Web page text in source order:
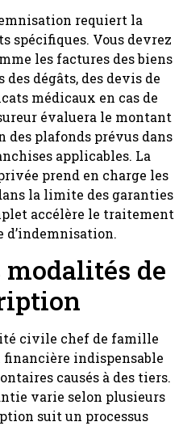
requiert la
spécifiques. Vous devrez
les factures des biens
des dégâts, des devis de
médicaux en cas de
évaluera le montant
des plafonds prévus dans
applicables. La
prend en charge les
la limite des garanties
accélère le traitement
d’indemnisation.
modalités de
civile chef de famille
indispensable
causés à des tiers.
varie selon plusieurs
suit un processus